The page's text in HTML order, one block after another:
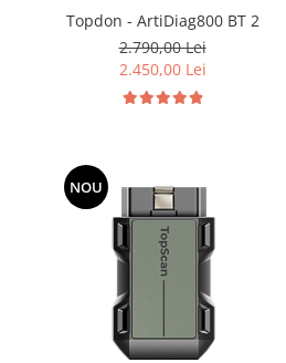
Topdon - ArtiDiag800 BT 2
2.790,00 Lei
2.450,00 Lei
NOU